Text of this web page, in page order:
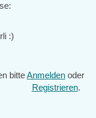
:)
bitteAnmelden oder
Registrieren.